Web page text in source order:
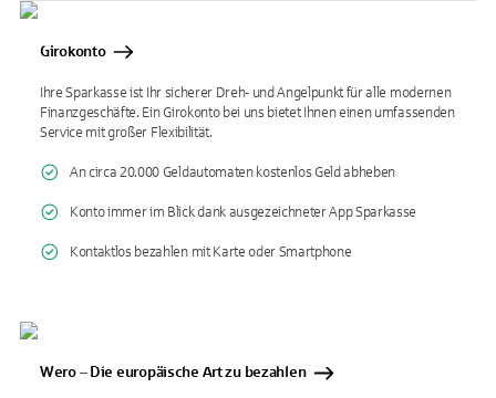
Girokonto
Ihre Sparkasse ist Ihr sicherer Dreh- und Angelpunkt für alle modernen
Finanzgeschäfte. Ein Girokonto bei uns bietet Ihnen einen umfassenden
Service mit großer Flexibilität.
An circa 20.000 Geldautomaten kostenlos Geld abheben
Konto immer im Blick dank ausgezeichneter App Sparkasse
Kontaktlos bezahlen mit Karte oder Smartphone
Wero ‒ Die europäische Art zu bezahlen